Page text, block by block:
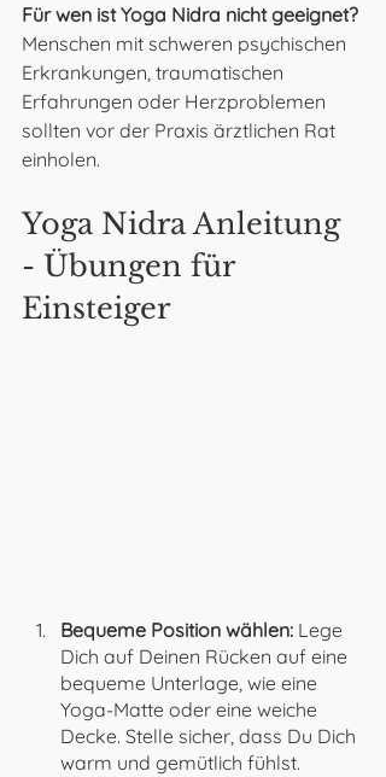
Für wen ist Yoga Nidra nicht geeignet?
Menschen mit schweren psychischen
Erkrankungen, traumatischen
Erfahrungen oder Herzproblemen
sollten vor der Praxis ärztlichen Rat
einholen.
Yoga Nidra Anleitung
- Übungen für
Einsteiger
Bequeme Position wählen: Lege
Dich auf Deinen Rücken auf eine
bequeme Unterlage, wie eine
Yoga-Matte oder eine weiche
Decke. Stelle sicher, dass Du Dich
warm und gemütlich fühlst.